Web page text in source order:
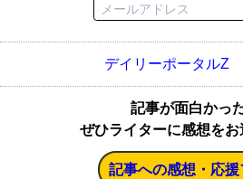
デイリーポータルZ
記事が面白かっ
ぜひライターに感想を
記事への感想・応援